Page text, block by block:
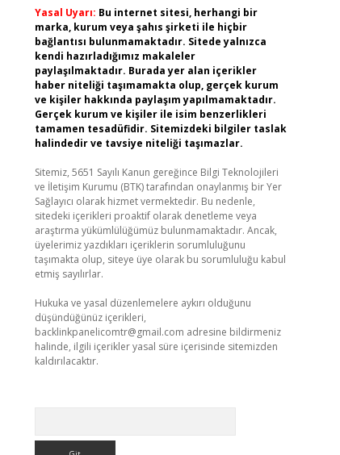
Yasal Uyarı: Bu internet sitesi, herhangi bir
marka, kurum veya şahıs şirketi ile hiçbir
bağlantısı bulunmamaktadır. Sitede yalnızca
kendi hazırladığımız makaleler
paylaşılmaktadır. Burada yer alan içerikler
haber niteliği taşımamakta olup, gerçek kurum
ve kişiler hakkında paylaşım yapılmamaktadır.
Gerçek kurum ve kişiler ile isim benzerlikleri
tamamen tesadüfidir. Sitemizdeki bilgiler taslak
halindedir ve tavsiye niteliği taşımazlar.
Sitemiz, 5651 Sayılı Kanun gereğince Bilgi Teknolojileri
ve İletişim Kurumu (BTK) tarafından onaylanmış bir Yer
Sağlayıcı olarak hizmet vermektedir. Bu nedenle,
sitedeki içerikleri proaktif olarak denetleme veya
araştırma yükümlülüğümüz bulunmamaktadır. Ancak,
üyelerimiz yazdıkları içeriklerin sorumluluğunu
taşımakta olup, siteye üye olarak bu sorumluluğu kabul
etmiş sayılırlar.
Hukuka ve yasal düzenlemelere aykırı olduğunu
düşündüğünüz içerikleri,
backlinkpanelicomtr@gmail.com adresine bildirmeniz
halinde, ilgili içerikler yasal süre içerisinde sitemizden
kaldırılacaktır.